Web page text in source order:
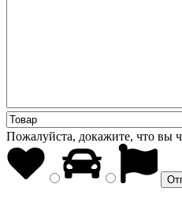
Пожалуйста, докажите, что вы